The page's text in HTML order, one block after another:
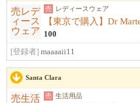
売 レディースウェア
100
[登録者] maaaaii11
Santa Clara
売 生活用品